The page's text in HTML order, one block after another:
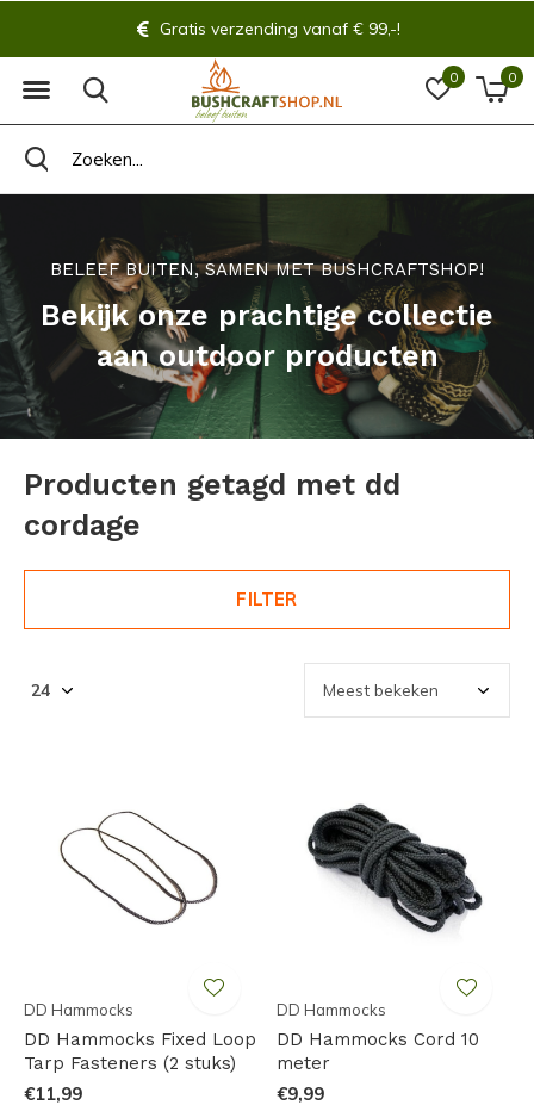
0 0
Gratis verzending vanaf € 99,-!
BELEEF BUITEN, SAMEN MET BUSHCRAFTSHOP!
Bekijk onze prachtige collectie
aan outdoor producten
Producten getagd met dd
cordage
FILTER
DD Hammocks
DD Hammocks Fixed Loop
Tarp Fasteners (2 stuks)
€11,99
DD Hammocks
DD Hammocks Cord 10
meter
€9,99